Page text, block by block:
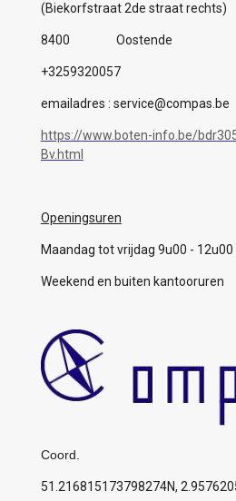
(Biekorfstraat 2de straat rechts)
8400 Oostende
+3259320057
emailadres : service@compas.be
https://www.boten-info.be/
Bv.html
Openingsuren
Maandag tot vrijdag 9u00 -
Weekend en buiten
Coord.
51.216815173798274N,